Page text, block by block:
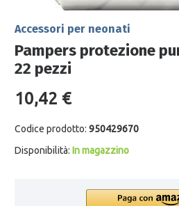
Accessori per neonati
Pampers protezione
22 pezzi
10,42 €
Codice prodotto: 950429670
Disponibilità: In magazzino